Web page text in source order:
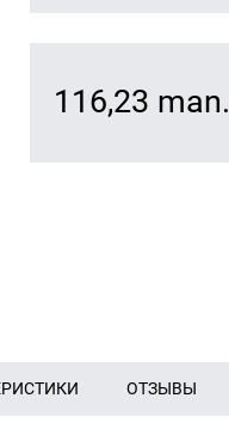
116,23 man.
ОТЗЫВЫ